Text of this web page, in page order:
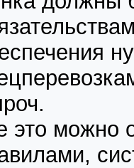
это можно